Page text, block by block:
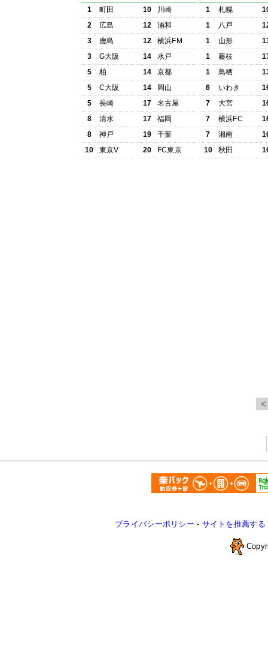
1 町田 10
川崎
2
広島 12
浦和
3
鹿島 12
横浜FM
3
G大阪 14
水戸
5
柏 14
京都
5
C大阪 14
岡山
5
長崎 17
名古屋
8
清水 17
福岡
8
神戸 19
千葉
10
東京V 20 FC東京
1 札幌
1
八戸
1
山形
1
藤枝
1
鳥栖
6
いわき
7
大宮
7
横浜FC
7
湘南
10
秋田
プライバシーポリシー - サイトを推薦する